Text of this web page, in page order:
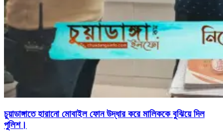
চুয়াডাঙ্গাতে হারানো মোবাইল ফোন উদ্ধার করে মালিককে বুঝিয়ে দিল
পুলিশ।